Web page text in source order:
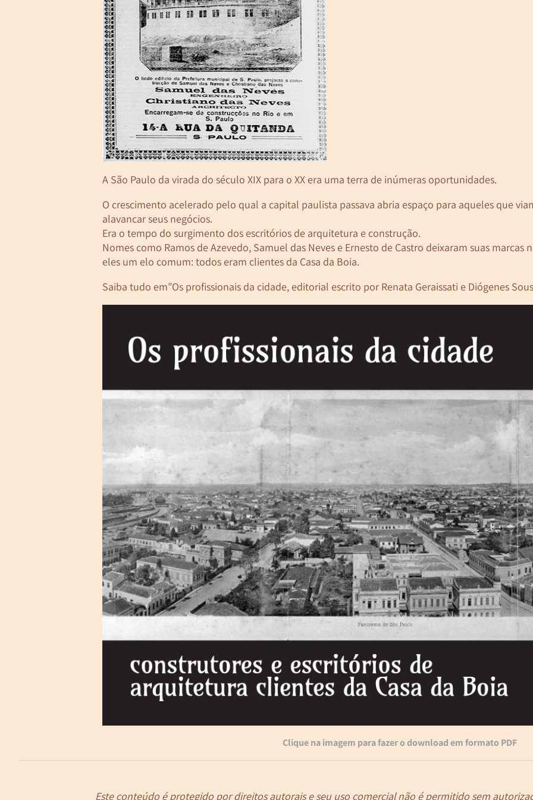
A São Paulo da virada do século XIX para o XX era uma terra de inúmeras oportunidades.
O crescimento acelerado pelo qual a capital paulista passava abria espaço para aqueles que
alavancar seus negócios.
Era o tempo do surgimento dos escritórios de arquitetura e construção.
Nomes como Ramos de Azevedo, Samuel das Neves e Ernesto de Castro deixaram suas
eles um elo comum: todos eram clientes da Casa da Boia.
Saiba tudo em”Os profissionais da cidade, editorial escrito por Renata Geraissati e Diógenes
Clique na imagem para fazer o download em formato PDF
Este conteúdo é protegido por direitos autorais e seu uso comercial não é permitido sem